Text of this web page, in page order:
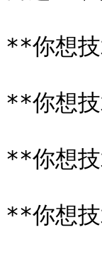
**你想
**你想
**你想技
**你想